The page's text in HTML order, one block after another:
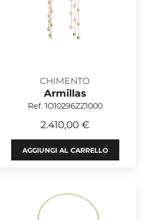
CHIMENTO
Armillas
Ref. 1O10296ZZ1000
2.410,00 €
AGGIUNGI AL CARRELLO